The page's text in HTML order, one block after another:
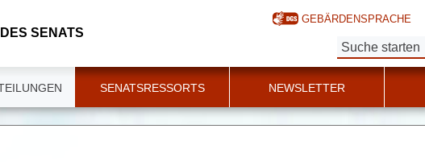
SENATS
GEBÄRDENSPRACHE
Suche:
SENATSRESSORTS NEWSLETTER